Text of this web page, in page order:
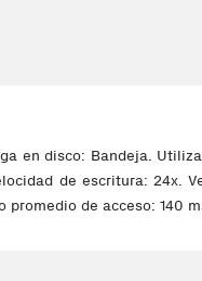
en disco: Bandeja.
de escritura: 24x.
de acceso: 140